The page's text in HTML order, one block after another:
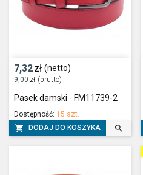
7,32zł (netto)
9,00 zł (brutto)
Pasek damski - FM11739-2
Dostępność: 15 szt.
 DODAJ DO KOSZYKA 